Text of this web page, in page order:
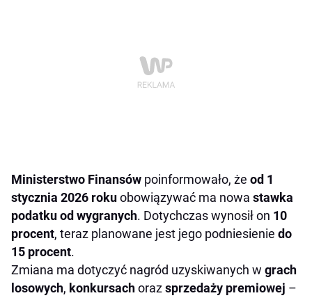
Ministerstwo Finansów poinformowało, że od 1
stycznia 2026 rokuobowiązywać ma nowa stawka
podatku od wygranych. Dotychczas wynosił on 10
procent, teraz planowane jest jego podniesienie do
15 procent.
Zmiana ma dotyczyć nagród uzyskiwanych w grach
losowych, konkursachorazsprzedaży premiowej –